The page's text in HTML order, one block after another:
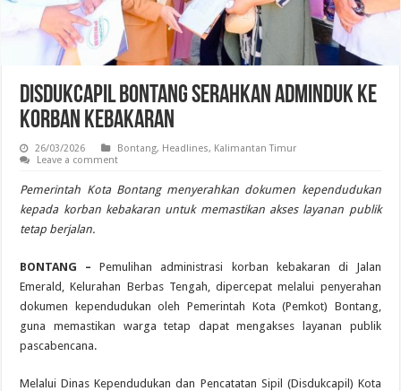
Disdukcapil Bontang Serahkan Adminduk ke
Korban Kebakaran
26/03/2026 Bontang, Headlines, Kalimantan Timur
Leave a comment
Pemerintah Kota Bontang menyerahkan dokumen kependudukan
kepada korban kebakaran untuk memastikan akses layanan publik
tetap berjalan.
BONTANG – Pemulihan administrasi korban kebakaran di Jalan
Emerald, Kelurahan Berbas Tengah, dipercepat melalui penyerahan
dokumen kependudukan oleh Pemerintah Kota (Pemkot) Bontang,
guna memastikan warga tetap dapat mengakses layanan publik
pascabencana.
Melalui Dinas Kependudukan dan Pencatatan Sipil (Disdukcapil) Kota